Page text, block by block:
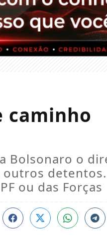
caminho
Bolsonaro o
detentos.
ou das Forças